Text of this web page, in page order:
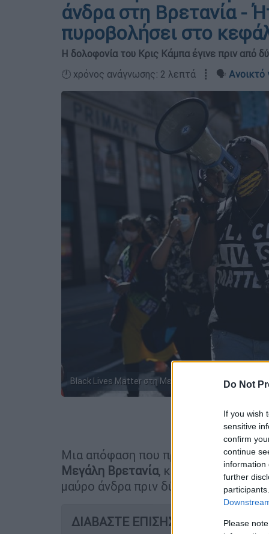
Do Not
If you wish
sensitive
confirm
continue
information
further
Please
άνδρα στη Βρετανία -
πυροβολήσει στο
Η δολοφονία του Κρις Κάμπα έγινε πριν από
🕛 χρόνος ανάγνωσης: 2 λεπτά ┋ 🗣️ Ανοικτό
Black Lives Matter στη Μεγάλη Βρετανία (AP
Μια απόφαση που πρόκειται να
Μεγάλη Βρετανία, καθώς αθωώθηκε
μαύρο άνδρα πριν δύο χρόνια.
ΔΙΑΒΑΣΤΕ ΕΠΙΣΗΣ